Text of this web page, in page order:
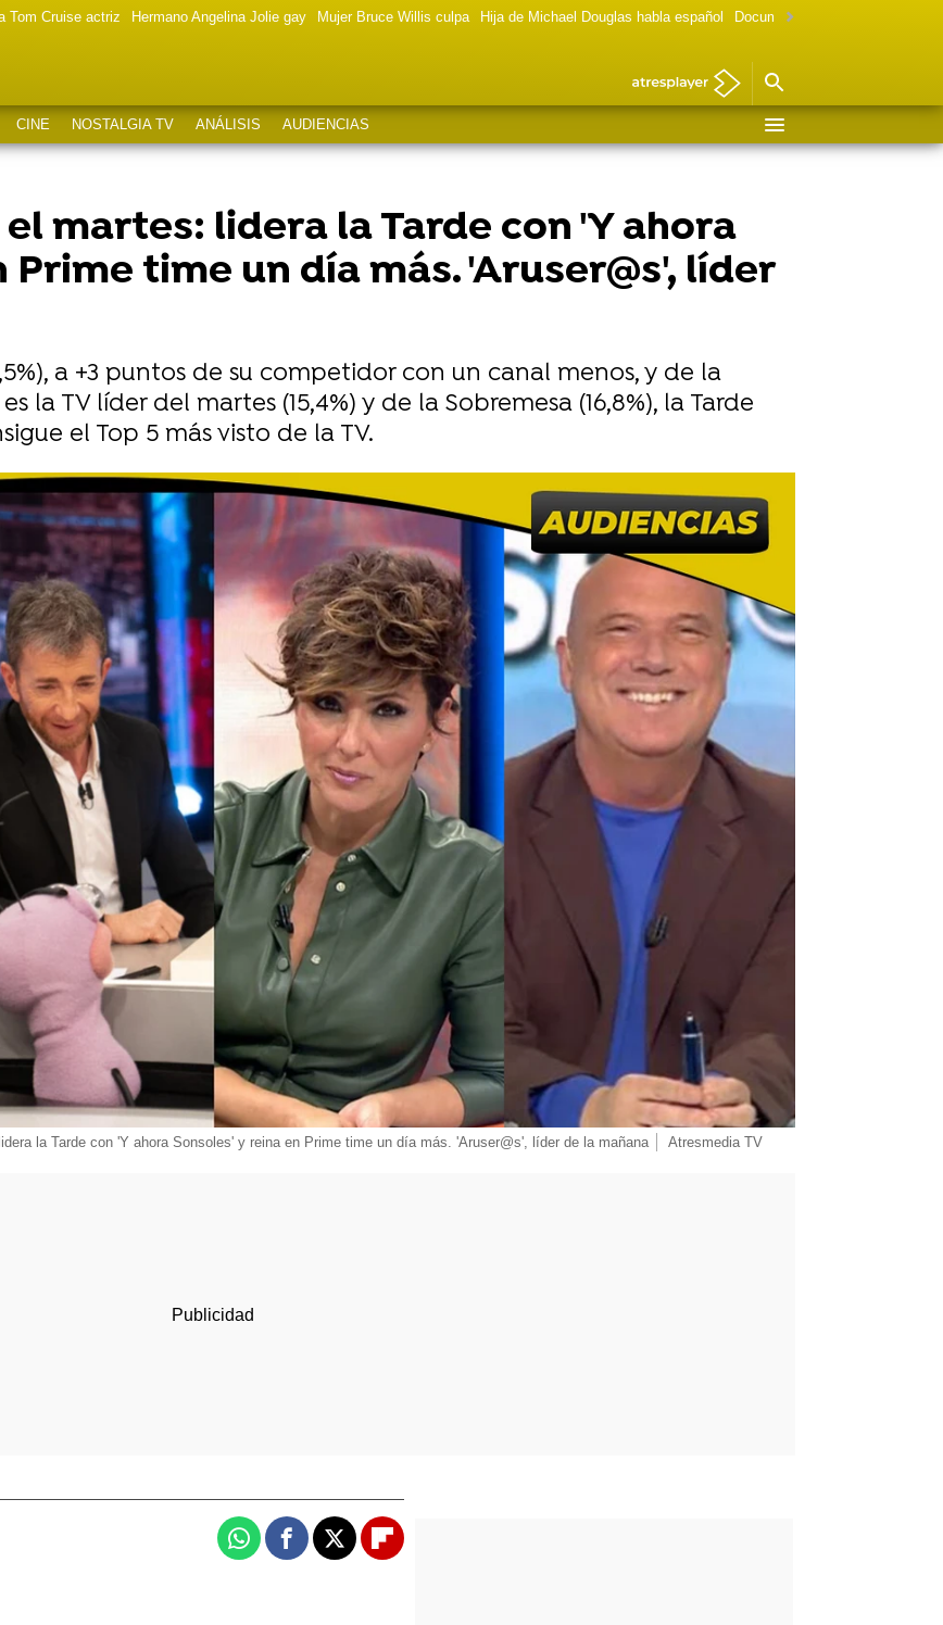
Tom Cruise actriz Hermano Angelina Jolie gay Mujer Bruce Willis culpa Hija de Michael Douglas habla español Documental Las chicas Gilmore
CINE NOSTALGIA TV ANÁLISIS AUDIENCIAS
martes: lidera la Tarde con 'Y ahora
Prime time un día más. 'Aruser@s', líder
a +3 puntos de su competidor con un canal menos, y de la
la TV líder del martes (15,4%) y de la Sobremesa (16,8%), la Tarde
el Top 5 más visto de la TV.
la Tarde con 'Y ahora Sonsoles' y reina en Prime time un día más. 'Aruser@s', líder de la mañana Atresmedia TV
WhatsappFacebook
X Flipboard